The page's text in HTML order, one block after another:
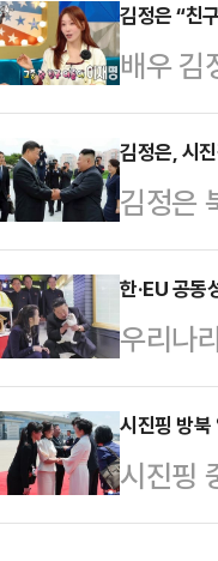
박만으
게 전달
유럽·
통령과
(트럼프
싶어
김정은 “친
배우 김
MBC '
왔다"며
름 때문
"실제로
이 이재
정은이
설명…
김정은, 시
김정은
과 꽃바
시 주석
의 탄생
도 핵심
거두기
니의 리
구가 적
한·EU 공동
우리나
북한의
정은이
EU의
저자세
시진핑 방
시진핑
애가 모